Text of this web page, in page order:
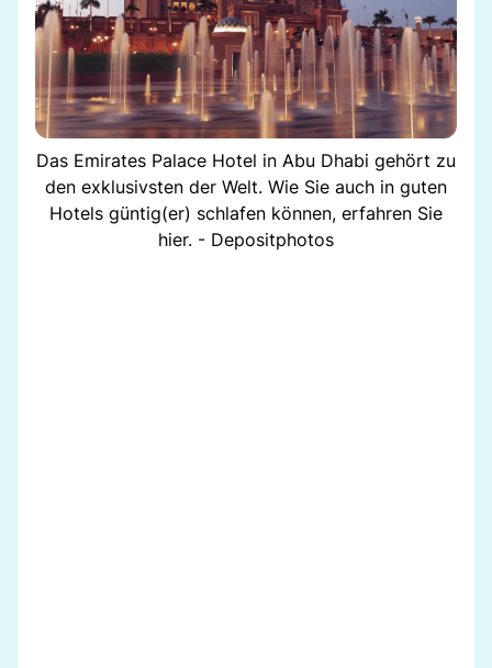
Das Emirates Palace Hotel in Abu Dhabi gehört zu
den exklusivsten der Welt. Wie Sie auch in guten
Hotels güntig(er) schlafen können, erfahren Sie
hier. - Depositphotos